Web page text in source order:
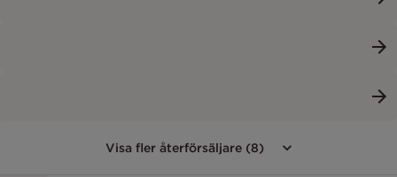
Visa fler återförsäljare (8)